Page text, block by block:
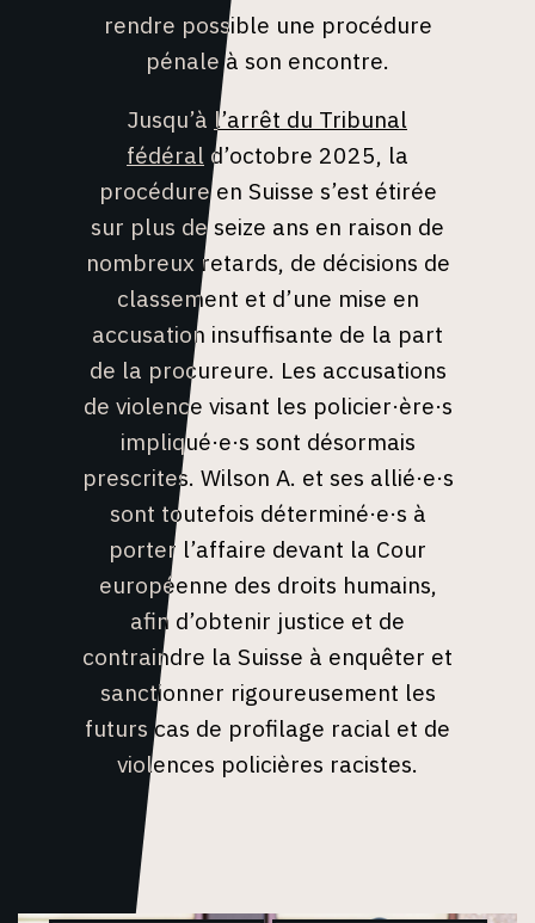
rendre possible une procédure
pénale à son encontre.
Jusqu’à l’arrêt du Tribunal
fédéral d’octobre 2025, la
procédure en Suisse s’est étirée
sur plus de seize ans en raison de
nombreux retards, de décisions de
classement et d’une mise en
accusation insuffisante de la part
de la procureure. Les accusations
de violence visant les policier·ère·s
impliqué·e·s sont désormais
prescrites. Wilson A. et ses allié·e·s
sont toutefois déterminé·e·s à
porter l’affaire devant la Cour
européenne des droits humains,
afin d’obtenir justice et de
contraindre la Suisse à enquêter et
sanctionner rigoureusement les
futurs cas de profilage racial et de
violences policières racistes.